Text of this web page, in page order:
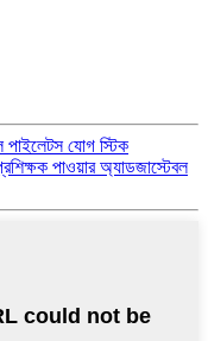
পাইলেটস যোগ স্টিক
পাওয়ার অ্যাডজাস্টেবল